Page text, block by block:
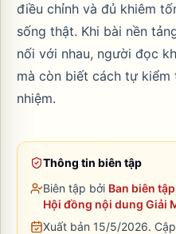
điều chỉnh và đủ khiêm
sống thật. Khi bài nền
nối với nhau, người đọc
mà còn biết cách tự
nhiệm.
Thông tin biên tập
Biên tập bởi Ban biên
Hội đồng nội dung Giải
Xuất bản 15/5/2026.